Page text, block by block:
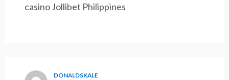
casino Jollibet Philippines
DONALDSKALE